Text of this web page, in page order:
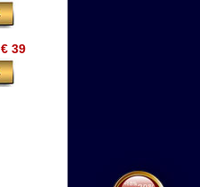
€ 39